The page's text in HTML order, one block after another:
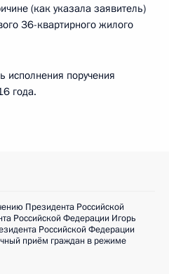
(как указала заявитель)
36-квартирного жилого
исполнения поручения
года.
Президента Российской
Российской Федерации Игорь
Российской Федерации
приём граждан в режиме